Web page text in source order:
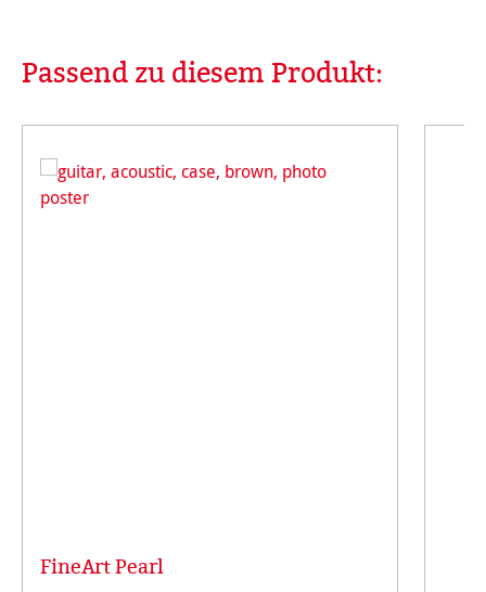
Produktgalerie überspringen
Passend zu diesem Produkt:
FineArt Pearl